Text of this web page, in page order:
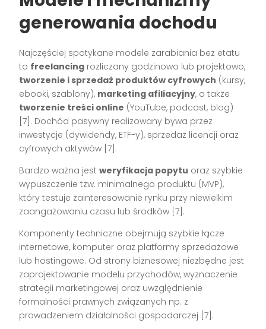
generowania dochodu
Najczęściej spotykane modele zarabiania bez etatu
to freelancing rozliczany godzinowo lub projektowo,
tworzenie i sprzedaż produktów cyfrowych (kursy,
ebooki, szablony), marketing afiliacyjny, a także
tworzenie treści online (YouTube, podcast, blog)
[7] . Dochód pasywny realizowany bywa przez
inwestycje (dywidendy, ETF-y), sprzedaż licencji oraz
cyfrowych aktywów [7] .
Bardzo ważna jestweryfikacja popytu oraz szybkie
wypuszczenie tzw. minimalnego produktu (MVP),
który testuje zainteresowanie rynku przy niewielkim
zaangażowaniu czasu lub środków [7] .
Komponenty techniczne obejmują szybkie łącze
internetowe, komputer oraz platformy sprzedażowe
lub hostingowe. Od strony biznesowej niezbędne jest
zaprojektowanie modelu przychodów, wyznaczenie
strategii marketingowej oraz uwzględnienie
formalności prawnych związanych np. z
prowadzeniem działalności gospodarczej [7] .